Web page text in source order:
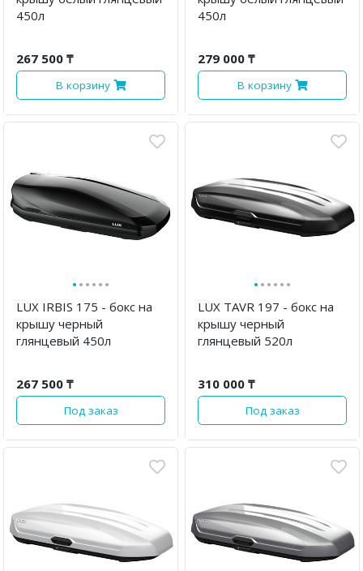
450л
267 500 ₸
В корзину
450л
279 000 ₸
В корзину
······
LUX IRBIS 175 - бокс на
крышу черный
глянцевый 450л
267 500 ₸
Под заказ
······
LUX TAVR 197 - бокс на
крышу черный
глянцевый 520л
310 000 ₸
Под заказ